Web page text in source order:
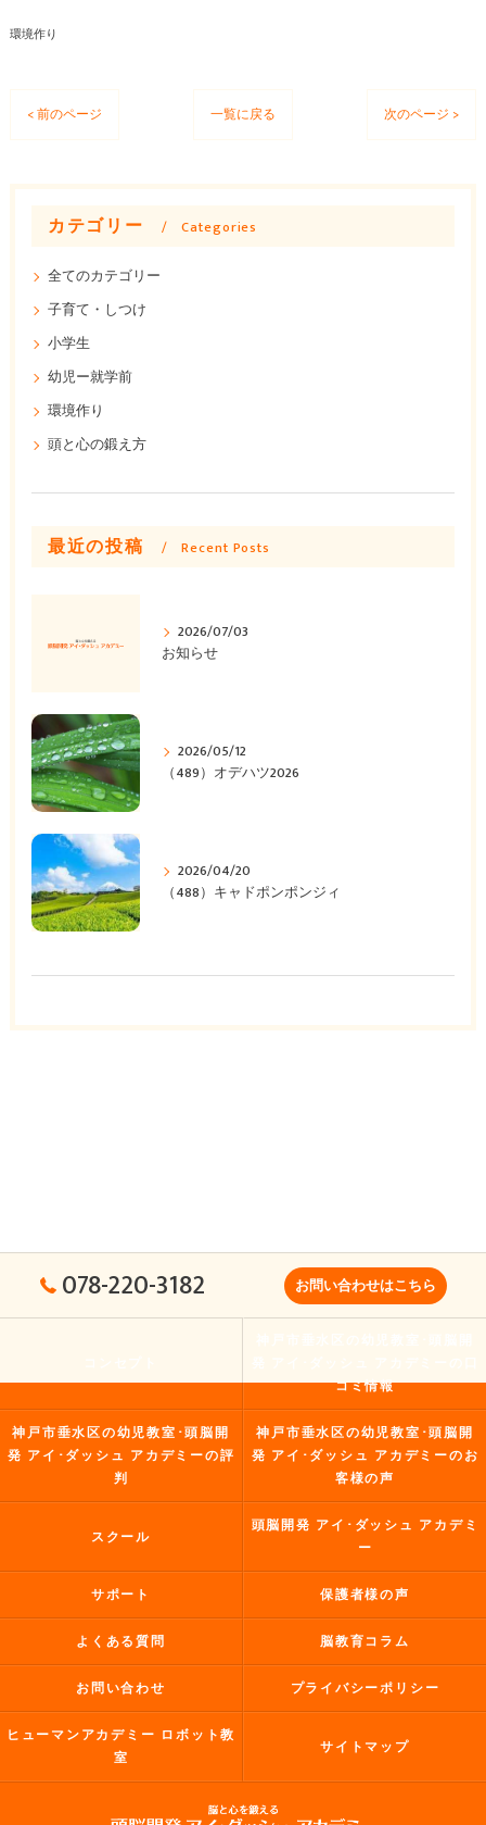
環境作り
< 前のページ 一覧に戻る 次のページ >
カテゴリー Categories
全てのカテゴリー
子育て・しつけ
小学生
幼児ー就学前
環境作り
頭と心の鍛え方
最近の投稿 Recent Posts
2026/07/03
お知らせ
2026/05/12
（489）オデハツ2026
2026/04/20
（488）キャドポンポンジィ
078-220-3182 お問い合わせはこちら
コミ情報
神戸市垂水区の幼児教室･頭脳開
発 アイ･ダッシュ アカデミーの評
判
神戸市垂水区の幼児教室･頭脳開
発 アイ･ダッシュ アカデミーのお
客様の声
スクール
頭脳開発 アイ･ダッシュ アカデミ
ー
サポート 保護者様の声
よくある質問 脳教育コラム
お問い合わせ プライバシーポリシー
ヒューマンアカデミー ロボット教
室
サイトマップ